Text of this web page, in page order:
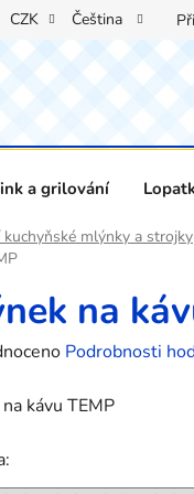
CZK Čeština
a grilování
kuchyňské mlýnky a strojky
na
Podrobnosti
kávu TEMP